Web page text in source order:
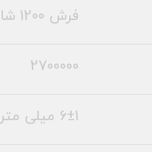
فرش 1200 شانه
2700000
6±1 میلی متر